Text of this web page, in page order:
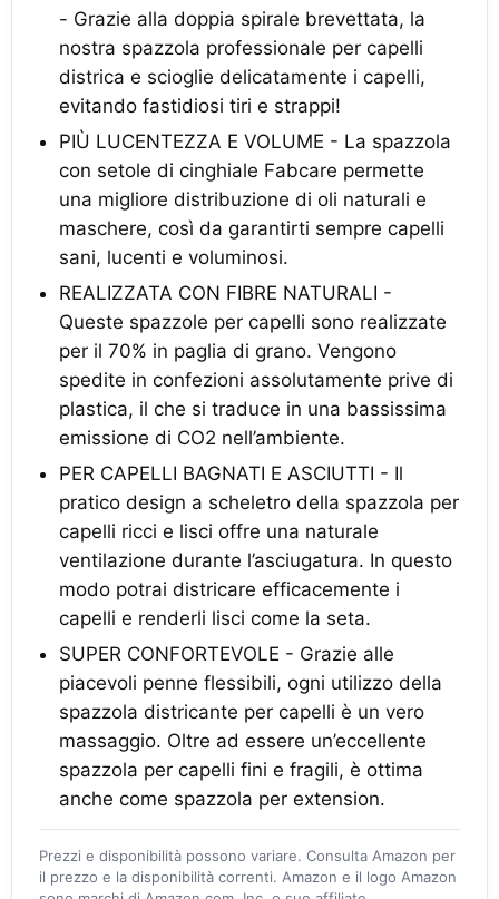
- Grazie alla doppia spirale brevettata, la
nostra spazzola professionale per capelli
districa e scioglie delicatamente i capelli,
evitando fastidiosi tiri ​e strappi!
PIÙ LUCENTEZZA E VOLUME - La spazzola
con setole di cinghiale Fabcare permette
una migliore distribuzione di oli naturali e
maschere, così da garantirti sempre capelli
sani, lucenti e voluminosi.
REALIZZATA CON FIBRE NATURALI -
Queste spazzole per capelli sono realizzate
per il 70% in paglia di grano. Vengono
spedite in confezioni assolutamente prive di
plastica, il che si traduce in una bassissima
emissione di CO2 nell’ambiente.
PER CAPELLI BAGNATI E ASCIUTTI - Il
pratico design a scheletro della spazzola per
capelli ricci e lisci offre una naturale
ventilazione durante l’asciugatura. In questo
modo potrai districare efficacemente i
capelli e renderli lisci come la seta.
SUPER CONFORTEVOLE - Grazie alle
piacevoli penne flessibili, ogni utilizzo della
spazzola districante per capelli è un vero
massaggio. Oltre ad essere un’eccellente
spazzola per capelli fini e fragili, è ottima
anche come spazzola per extension.
Prezzi e disponibilità possono variare. Consulta Amazon per
il prezzo e la disponibilità correnti. Amazon e il logo Amazon